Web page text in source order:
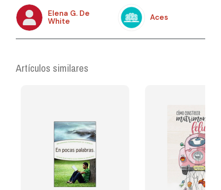
Elena G. De
White
Aces
Artículos similares